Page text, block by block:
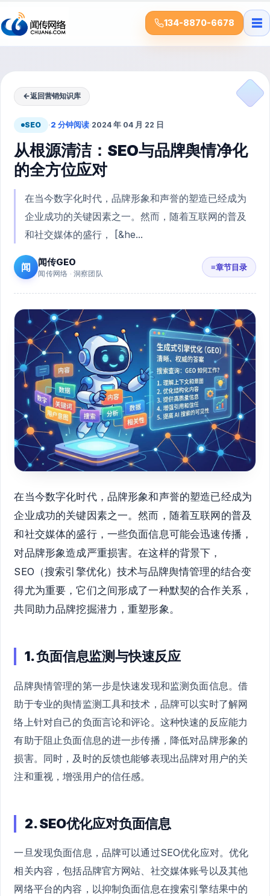
134-8870-6678 ☰
←返回营销知识库
SEO ·2 分钟阅读·2024 年 04 月 22 日
从根源清洁：SEO与品牌舆情净化
的全方位应对
在当今数字化时代，品牌形象和声誉的塑造已经成为
企业成功的关键因素之一。然而，随着互联网的普及
和社交媒体的盛行， [&he...
闻 闻传GEO
闻传网络 · 洞察团队
≡章节目录
在当今数字化时代，品牌形象和声誉的塑造已经成为
企业成功的关键因素之一。然而，随着互联网的普及
和社交媒体的盛行，一些负面信息可能会迅速传播，
对品牌形象造成严重损害。在这样的背景下，
SEO（搜索引擎优化）技术与品牌舆情管理的结合变
得尤为重要，它们之间形成了一种默契的合作关系，
共同助力品牌挖掘潜力，重塑形象。
1. 负面信息监测与快速反应
品牌舆情管理的第一步是快速发现和监测负面信息。借
助于专业的舆情监测工具和技术，品牌可以实时了解网
络上针对自己的负面言论和评论。这种快速的反应能力
有助于阻止负面信息的进一步传播，降低对品牌形象的
损害。同时，及时的反馈也能够表现出品牌对用户的关
注和重视，增强用户的信任感。
2. SEO优化应对负面信息
一旦发现负面信息，品牌可以通过SEO优化应对。优化
相关内容，包括品牌官方网站、社交媒体账号以及其他
网络平台的内容，以抑制负面信息在搜索引擎结果中的